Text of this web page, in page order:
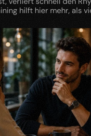
hilft hier mehr, als